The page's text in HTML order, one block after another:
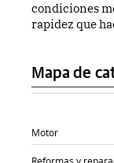
condiciones
rapidez que
Mapa de
Motor